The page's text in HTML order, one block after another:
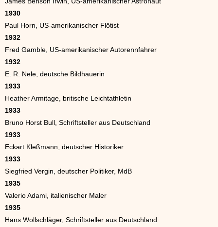
1930
Paul Horn, US-amerikanischer Flötist
1932
Fred Gamble, US-amerikanischer Autorennfahrer
1932
E. R. Nele, deutsche Bildhauerin
1933
Heather Armitage, britische Leichtathletin
1933
Bruno Horst Bull, Schriftsteller aus Deutschland
1933
Eckart Kleßmann, deutscher Historiker
1933
Siegfried Vergin, deutscher Politiker, MdB
1935
Valerio Adami, italienischer Maler
1935
Hans Wollschläger, Schriftsteller aus Deutschland